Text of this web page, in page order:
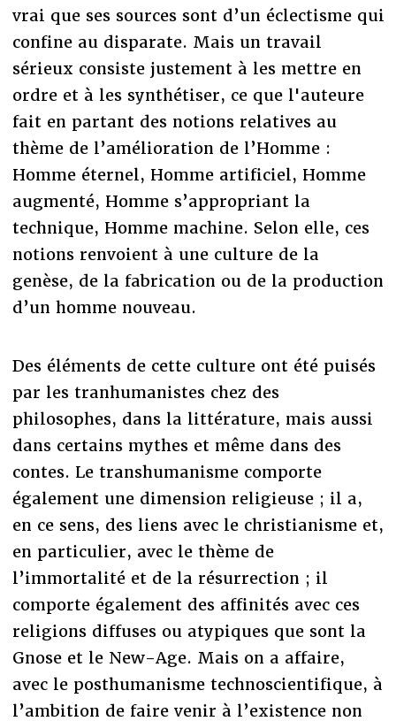
vrai que ses sources sont d’un éclectisme qui
confine au disparate. Mais un travail
sérieux consiste justement à les mettre en
ordre et à les synthétiser, ce que l'auteure
fait en partant des notions relatives au
thème de l’amélioration de l’Homme :
Homme éternel, Homme artificiel, Homme
augmenté, Homme s’appropriant la
technique, Homme machine. Selon elle, ces
notions renvoient à une culture de la
genèse, de la fabrication ou de la production
d’un homme nouveau.
Des éléments de cette culture ont été puisés
par les tranhumanistes chez des
philosophes, dans la littérature, mais aussi
dans certains mythes et même dans des
contes. Le transhumanisme comporte
également une dimension religieuse ; il a,
en ce sens, des liens avec le christianisme et,
en particulier, avec le thème de
l’immortalité et de la résurrection ; il
comporte également des affinités avec ces
religions diffuses ou atypiques que sont la
Gnose et le New-Age. Mais on a affaire,
avec le posthumanisme technoscientifique, à
l’ambition de faire venir à l’existence non